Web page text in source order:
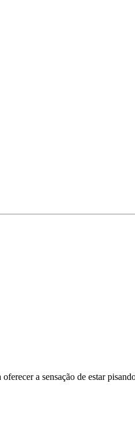
a sensação de estar